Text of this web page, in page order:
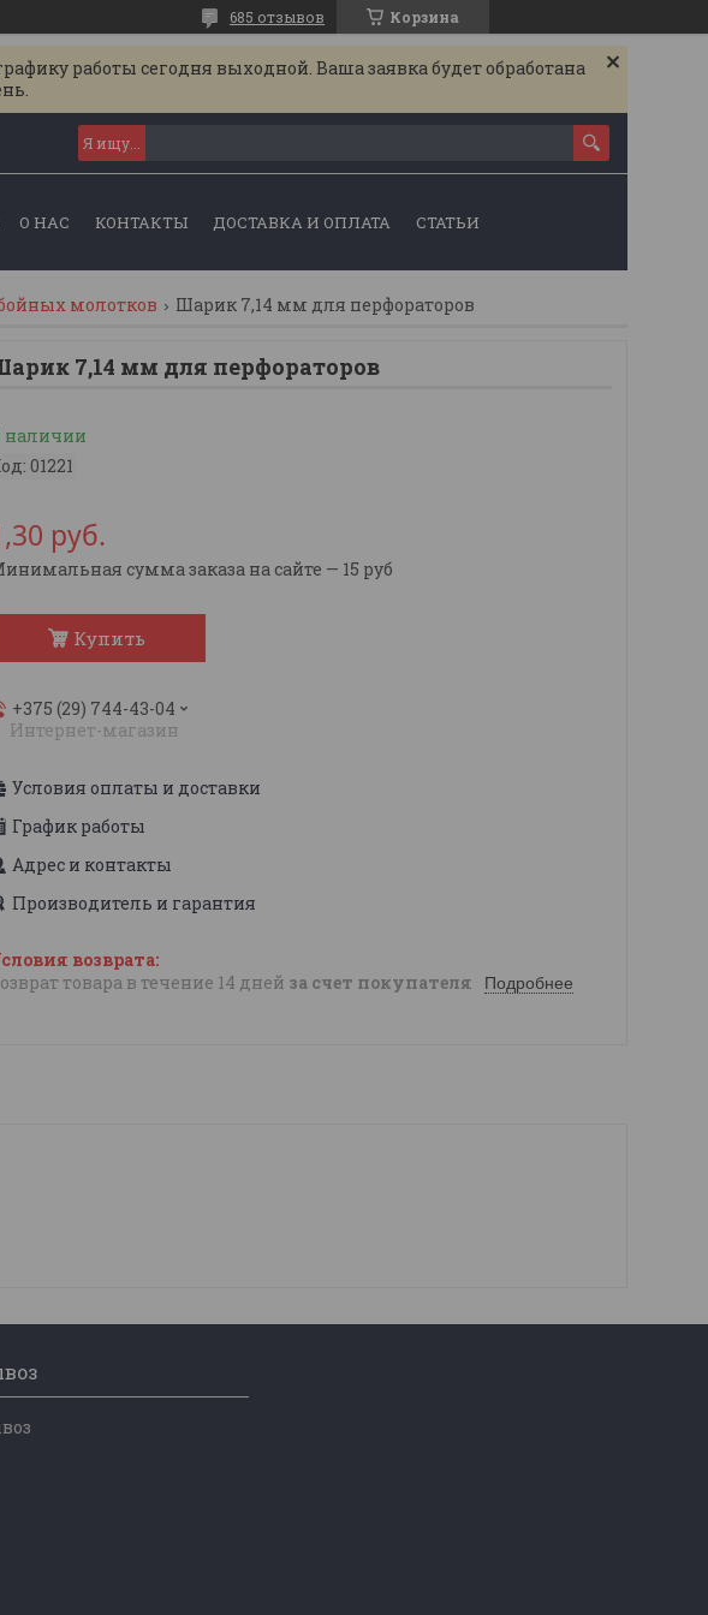
Корзина
685 отзывов
работы сегодня выходной. Ваша заявка будет обработана
О НАС КОНТАКТЫ ДОСТАВКА И ОПЛАТА СТАТЬИ
молотков Шарик 7,14 мм для перфораторов
7,14 мм для перфораторов
наличии
01221
руб.
сумма заказа на сайте — 15 руб
Купить
+375 (29) 744-43-04
Интернет-магазин
Условия оплаты и доставки
График работы
Адрес и контакты
Производитель и гарантия
товара в течение 14 дней за счет покупателя Подробнее